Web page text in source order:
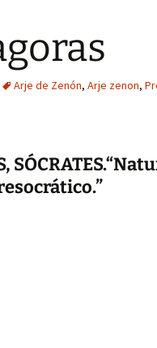
Arje de Zenón, Arje zenon,